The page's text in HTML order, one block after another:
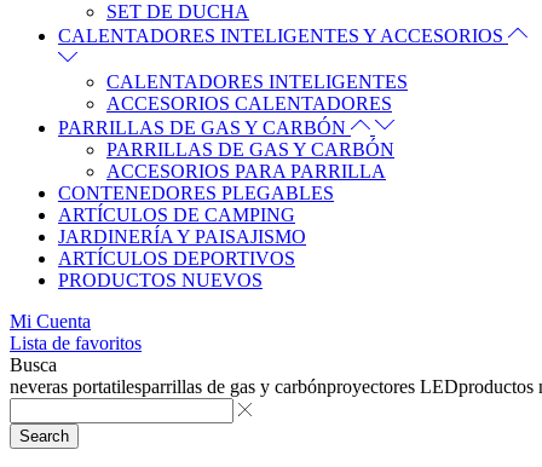
SET DE DUCHA
CALENTADORES INTELIGENTES Y ACCESORIOS
CALENTADORES INTELIGENTES
ACCESORIOS CALENTADORES
PARRILLAS DE GAS Y CARBÓN
PARRILLAS DE GAS Y CARBÓN
ACCESORIOS PARA PARRILLA
CONTENEDORES PLEGABLES
ARTÍCULOS DE CAMPING
JARDINERÍA Y PAISAJISMO
ARTÍCULOS DEPORTIVOS
PRODUCTOS NUEVOS
Mi Cuenta
Lista de favoritos
Busca
neveras portatilesparrillas de gas y carbónproyectores LEDproductos
Search